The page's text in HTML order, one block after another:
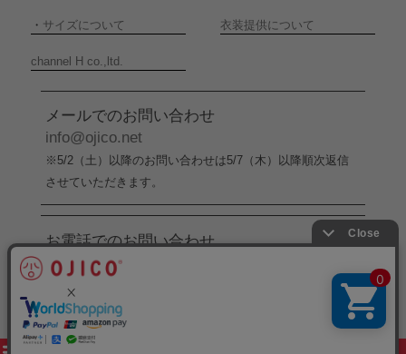
・ サイズについて 衣装提供について
channel H co.,ltd.
メールでのお問い合わせ
info@ojico.net
※5/2（土）以降のお問い合わせは5/7（木）以降順次返信
させていただきます。
お電話でのお問い合わせ
076-246-5050
※5/2（土）から5/6（水）までの間はお電話でのお問い合
わせ受付をお休みさせていただきます。